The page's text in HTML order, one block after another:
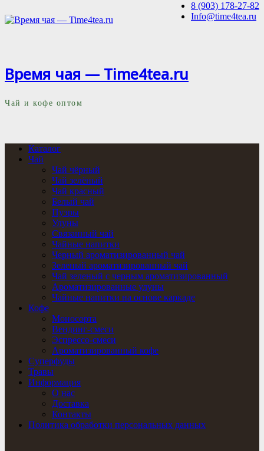
8 (903) 178-27-82
Info@time4tea.ru
Время чая — Time4tea.ru
Чай и кофе оптом
Каталог
Чай
Чай чёрный
Чай зелёный
Чай красный
Белый чай
Пуэры
Улуны
Связанный чай
Чайные напитки
Черный ароматизированный чай
Зеленый ароматизированный чай
Чай зеленый с черным ароматизированный
Ароматизированные улуны
Чайные напитки на основе каркаде
Кофе
Моносорта
Вендинг-смеси
Эспрессо-смеси
Ароматизированный кофе
Суперфуды
Травы
Информация
О нас
Доставка
Контакты
Политика обработки персональных данных